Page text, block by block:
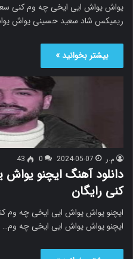
یواش یواش ایی ایخی چه وم کنی
ریمیکس شاد سعید حسینی یواش
بیشتر بخوانید »
م.ر 2024-05-07
0
43
دانلود آهنگ ایچنو
کنی رایگان
ایچنو یواش یواش ایی ایخی چه وم
ایچنو یواش یواش ایی ایخی چه وم…